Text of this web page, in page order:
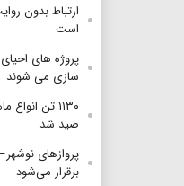
ارتباط بدون
است
پروژه های
سازی می شوند
۱۱۳۰ تن
صید شد
برقرار می‌شود